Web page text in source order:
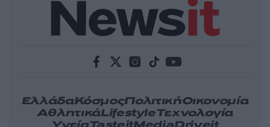
ΕλλάδαΚόσμοςΠολιτικήΟικονομία
ΑθλητικάLifestyleΤεχνολογία